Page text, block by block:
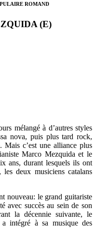
ROMAND
(E)
mélangé à d’autres styles
nova, puis plus tard rock,
Mais c’est une alliance plus
Marco Mezquida et le
ans, durant lesquels ils ont
deux musiciens catalans
nouveau: le grand guitariste
avec succès au sein de son
la décennie suivante, le
intégré à sa musique des